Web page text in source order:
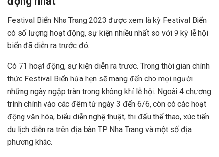
Festival Biển Nha Trang 2023 được xem là kỳ Festival Biển
có số lượng hoạt động, sự kiện nhiều nhất so với 9 kỳ lễ hội
biển đã diễn ra trước đó.
Có 71 hoạt động, sự kiện diễn ra trước. Trong thời gian chính
thức Festival Biển hứa hẹn sẽ mang đến cho mọi người
những ngày ngập tràn trong không khí lễ hội. Ngoài 4 chương
trình chính vào các đêm từ ngày 3 đến 6/6, còn có các hoạt
động văn hóa, biểu diễn nghệ thuật, thi đấu thể thao, xúc tiến
du lịch diễn ra trên địa bàn TP. Nha Trang và một số địa
phương khác.